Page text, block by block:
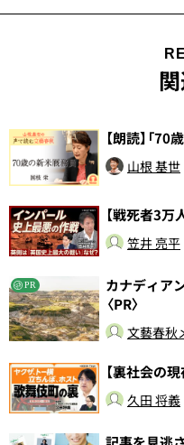
【朗読】「
山根 基世
【戦死者3万
笠井 亮平
PR
カナディア
〈PR〉
文藝春秋
【裏社会の現
久田 将義